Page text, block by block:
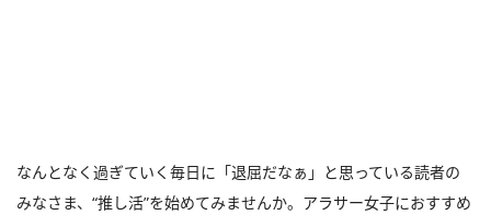
なんとなく過ぎていく毎日に「退屈だなぁ」と思っている読者の
みなさま、“推し活”を始めてみませんか。アラサー女子におすすめ